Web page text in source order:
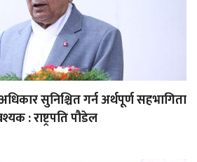
सुनिश्चित गर्न अर्थपूर्ण सहभागिता
: राष्ट्रपति पौडेल